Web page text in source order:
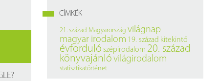
CÍMKÉK
21. század Magyarország világnap
magyar irodalom 19. század kitekintő
évforduló szépirodalom 20. század
könyvajánló világirodalom
statisztikatörténet